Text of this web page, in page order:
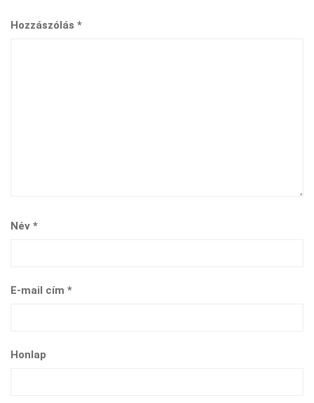
Hozzászólás *
Név *
E-mail cím *
Honlap